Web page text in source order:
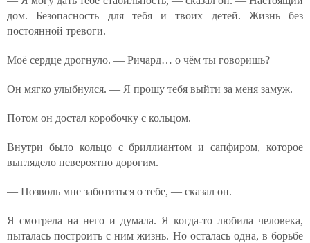
дом. Безопасность для тебя и твоих детей. Жизнь без
постоянной тревоги.
Моё сердце дрогнуло. — Ричард… о чём ты говоришь?
Он мягко улыбнулся. — Я прошу тебя выйти за меня замуж.
Потом он достал коробочку с кольцом.
Внутри было кольцо с бриллиантом и сапфиром, которое
выглядело невероятно дорогим.
— Позволь мне заботиться о тебе, — сказал он.
Я смотрела на него и думала. Я когда-то любила человека,
пыталась построить с ним жизнь. Но осталась одна, в борьбе